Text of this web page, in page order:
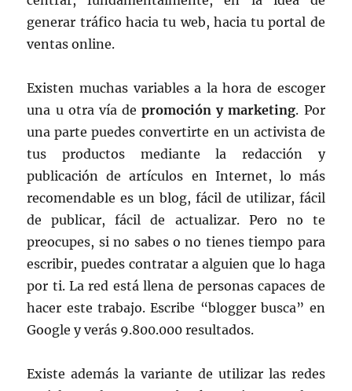
generar tráfico hacia tu web, hacia tu portal de
ventas online.
Existen muchas variables a la hora de escoger
una u otra vía depromoción y marketing. Por
una parte puedes convertirte en un activista de
tus productos mediante la redacción y
publicación de artículos en Internet, lo más
recomendable es un blog, fácil de utilizar, fácil
de publicar, fácil de actualizar. Pero no te
preocupes, si no sabes o no tienes tiempo para
escribir, puedes contratar a alguien que lo haga
por ti. La red está llena de personas capaces de
hacer este trabajo. Escribe “blogger busca” en
Google y verás 9.800.000 resultados.
Existe además la variante de utilizar las redes